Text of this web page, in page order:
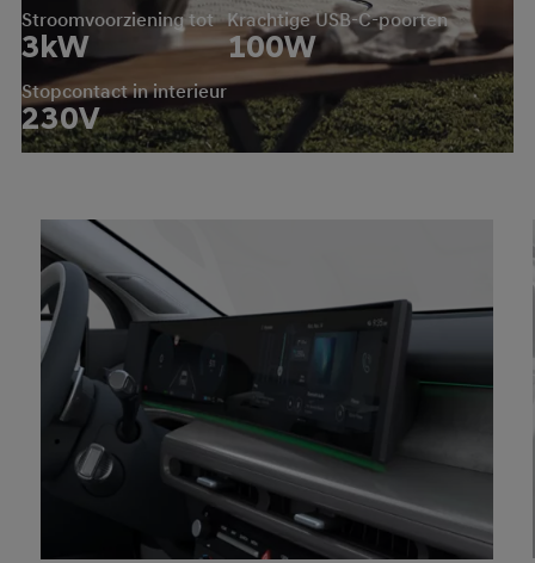
Stroomvoorziening tot
3kW
Stopcontact in interieur
230V
Krachtige USB-C-poorten
100W